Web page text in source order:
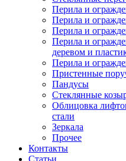
Перила и
Перила и
Перила и
Перила и
деревом и
Перила и
Пристенные
Пандусы
Стеклянные
Облицовка
стали
Зеркала
Прочее
Контакты
Статьи